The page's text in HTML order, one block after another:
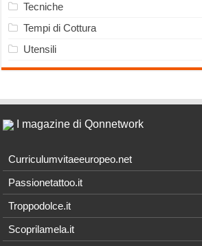
Tecniche
Tempi di Cottura
Utensili
I magazine di Qonnetwork
Curriculumvitaeeuropeo.net
Passionetattoo.it
Troppodolce.it
Scoprilamela.it